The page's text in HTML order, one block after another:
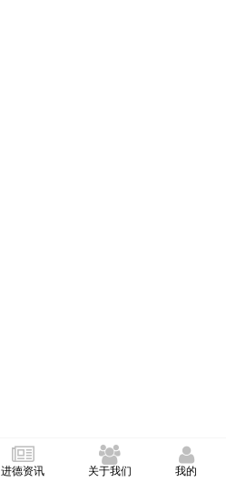
进德资讯 关于我们 我的